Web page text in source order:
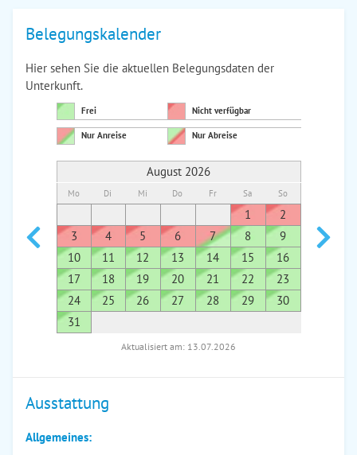
Belegungskalender
Hier sehen Sie die aktuellen Belegungsdaten der
Unterkunft.
Frei Nicht verfügbar
Nur Anreise Nur Abreise
August 2026
Mo Di Mi Do Fr Sa So
1
2
3
4 5 6 7 8
9
10
11 12 13 14 15
16
17
18 19 20 21 22
23
24
25 26 27 28 29
30
31
7
Aktualisiert am: 13.07.2026
Ausstattung
Allgemeines: